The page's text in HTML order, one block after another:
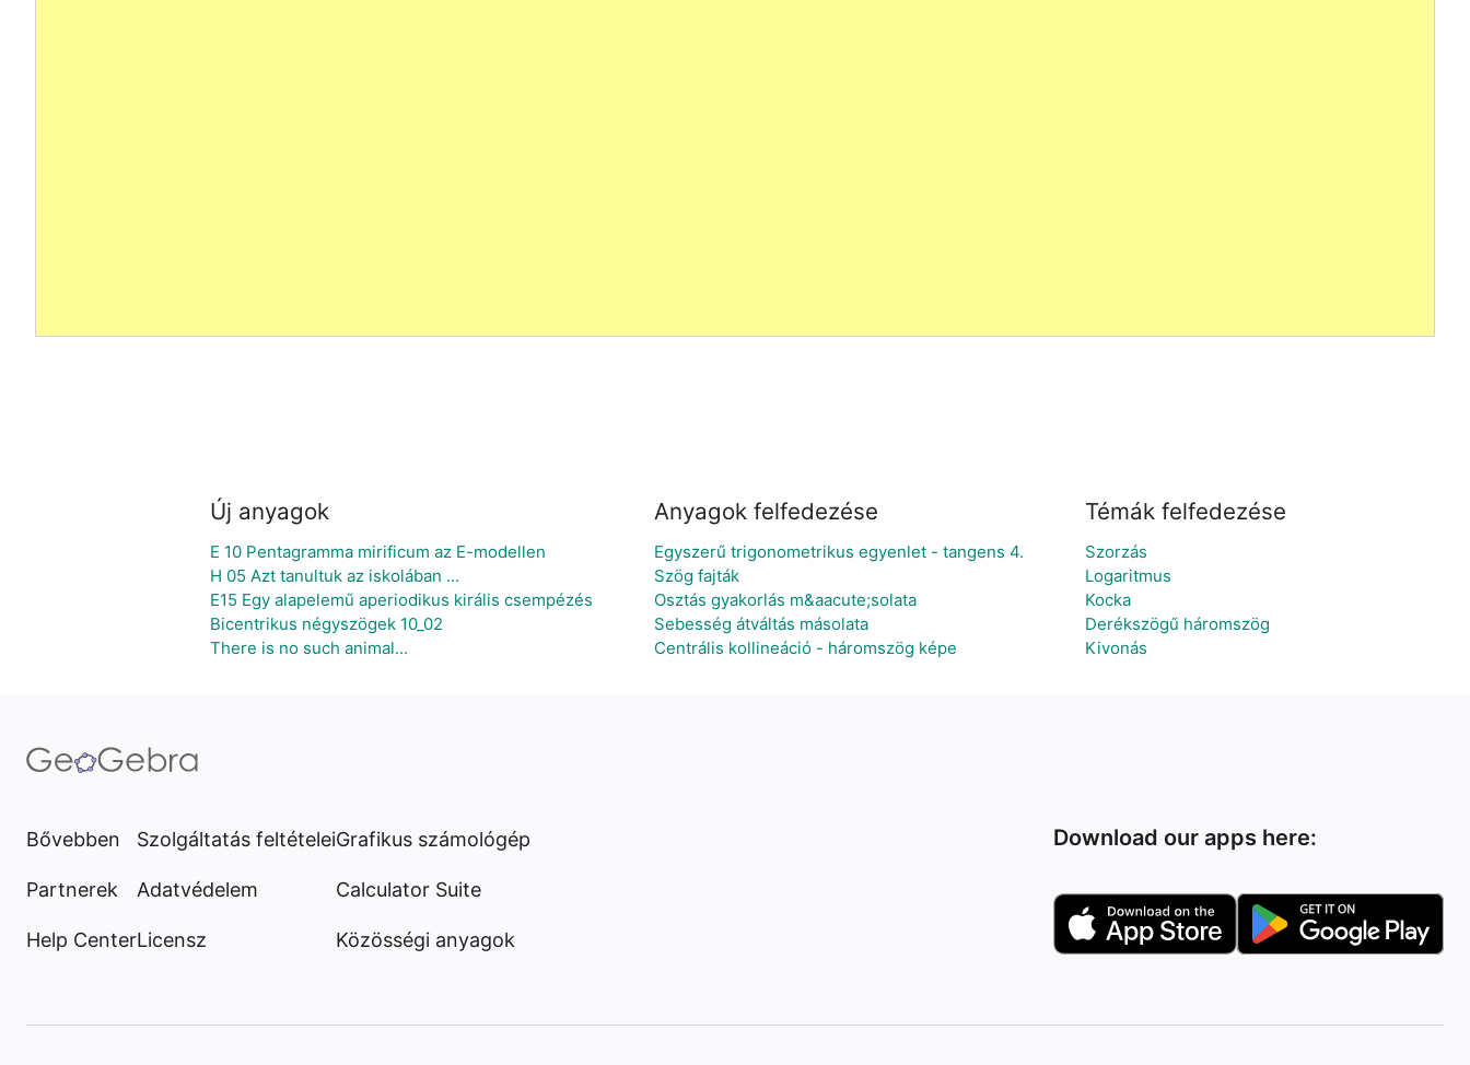
Új anyagok
E 10 Pentagramma mirificum az E-modellen
H 05 Azt tanultuk az iskolában ...
E15 Egy alapelemű aperiodikus királis csempézés
Bicentrikus négyszögek 10_02
There is no such animal...
Anyagok felfedezése
Egyszerű trigonometrikus egyenlet - tangens 4.
Szög fajták
Osztás gyakorlás m&aacute;solata
Sebesség átváltás másolata
Centrális kollineáció - háromszög képe
Témák felfedezése
Szorzás
Logaritmus
Kocka
Derékszögű háromszög
Kivonás
Bővebben
Partnerek
Help Center
Szolgáltatás feltételei
Adatvédelem
Licensz
Grafikus számológép
Calculator Suite
Közösségi anyagok
Download our apps here: